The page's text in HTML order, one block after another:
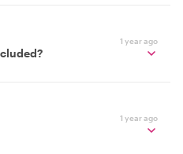
1 year ago
1 year ago